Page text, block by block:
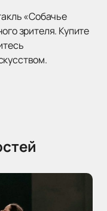
«Собачье
зрителя. Купите